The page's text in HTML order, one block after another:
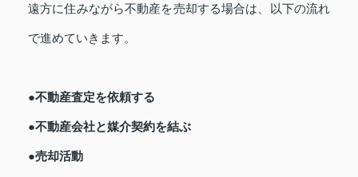
遠方に住みながら不動産を売却する場合は、以下の流れ
で進めていきます。
●不動産査定を依頼する
●不動産会社と媒介契約を結ぶ
●売却活動